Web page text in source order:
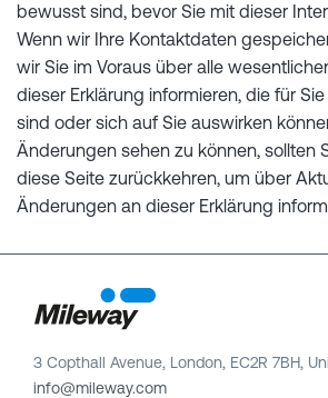
bewusst sind, bevor Sie mit dieser
Wenn wir Ihre Kontaktdaten
wir Sie im Voraus über alle
dieser Erklärung informieren, die für
sind oder sich auf Sie auswirken
Änderungen sehen zu können, sollten
diese Seite zurückkehren, um über
Änderungen an dieser Erklärung
3 Copthall Avenue, London, EC2R 7BH,
info@mileway.com